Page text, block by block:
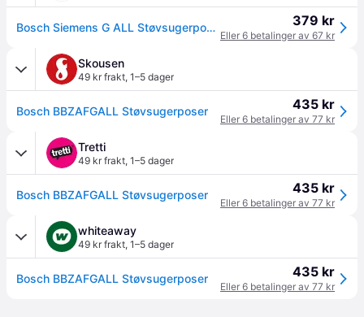
Bosch Siemens G ALL Støvsugerposer 17002915 379 kr
Eller 6 betalinger av 67 kr
Skousen
49 kr frakt, 1–5 dager
Bosch BBZAFGALL Støvsugerposer 435 kr
Eller 6 betalinger av 77 kr
Tretti
49 kr frakt, 1–5 dager
Bosch BBZAFGALL Støvsugerposer 435 kr
Eller 6 betalinger av 77 kr
whiteaway
49 kr frakt, 1–5 dager
Bosch BBZAFGALL Støvsugerposer 435 kr
Eller 6 betalinger av 77 kr